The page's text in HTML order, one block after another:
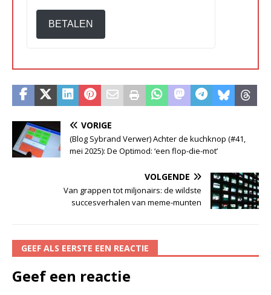
BETALEN
VORIGE
(Blog Sybrand Verwer) Achter de kuchknop (#41,
mei 2025): De Optimod: ‘een flop-die-mot’
VOLGENDE
Van grappen tot miljonairs: de wildste
succesverhalen van meme-munten
GEEF ALS EERSTE EEN REACTIE
Geef een reactie